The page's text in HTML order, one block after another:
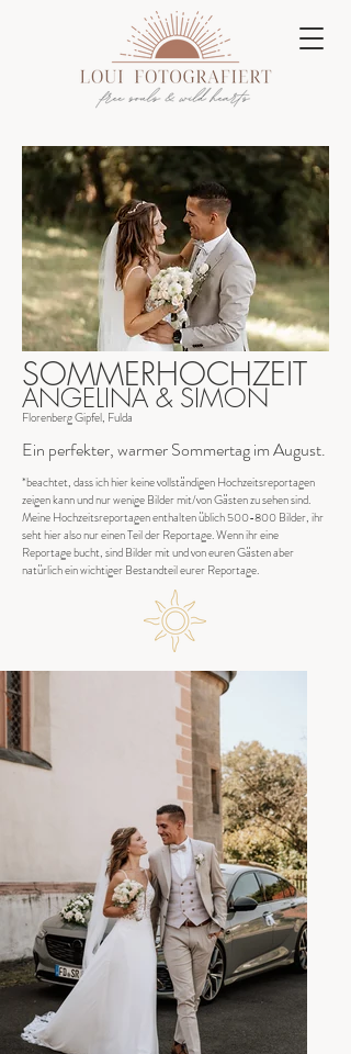
SOMMERHOCHZEIT
ANGELINA & SIMON
Florenberg Gipfel, Fulda
Ein perfekter, warmer Sommertag im August.
*beachtet, dass ich hier keine vollständigen Hochzeitsreportagen
zeigen kann und nur wenige Bilder mit/von Gästen zu sehen sind.
Meine Hochzeitsreportagen enthalten üblich 500-800 Bilder, ihr
seht hier also nur einen Teil der Reportage. Wenn ihr eine
Reportage bucht, sind Bilder mit und von euren Gästen aber
natürlich ein wichtiger Bestandteil eurer Reportage.